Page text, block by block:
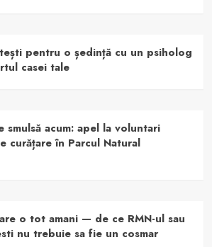
pentru o ședință cu un psiholog
casei tale
acum: apel la voluntari
curățare în Parcul Natural
o tot amani — de ce RMN-ul sau
nu trebuie sa fie un cosmar